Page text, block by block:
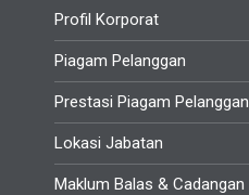
Profil Korporat
Piagam Pelanggan
Prestasi Piagam Pelanggan
Lokasi Jabatan
Maklum Balas & Cadangan